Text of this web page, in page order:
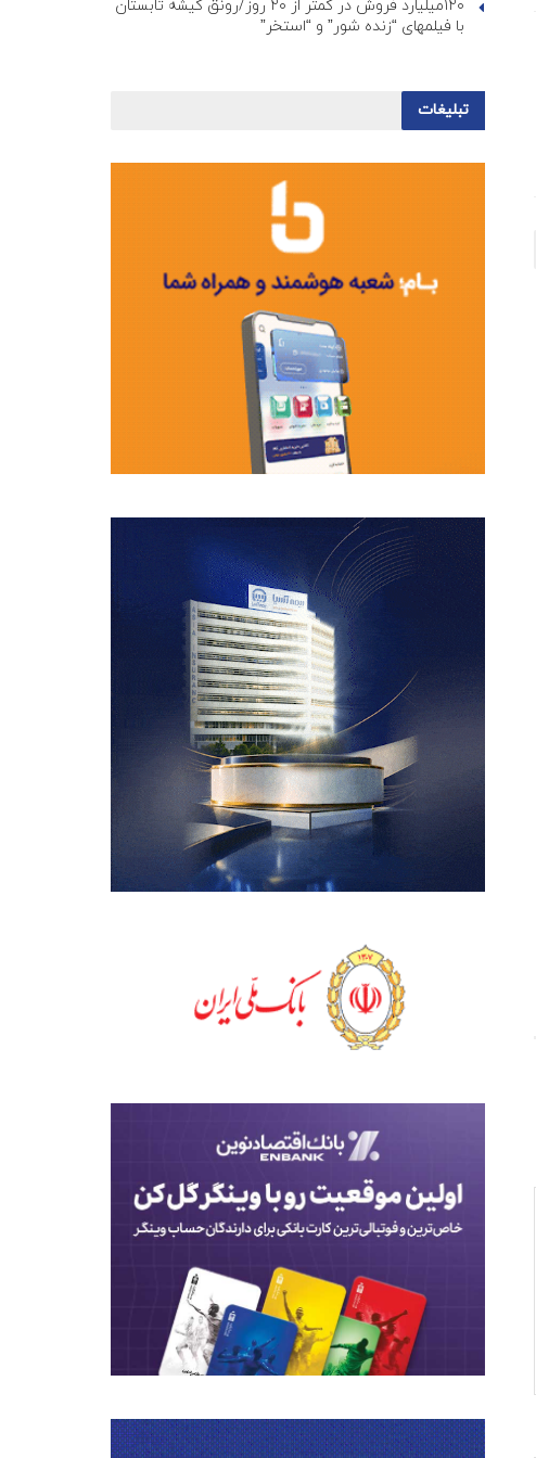
۱۲۰میلیارد فروش در کمتر از ۲۰ روز/رونق گیشه تابستان
با فیلمهای “زنده شور” و “استخر”
تبلیغات